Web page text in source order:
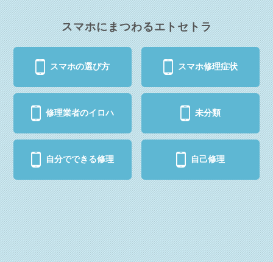
スマホにまつわるエトセトラ
スマホの選び方 スマホ修理症状
修理業者のイロハ 未分類
自分でできる修理 自己修理